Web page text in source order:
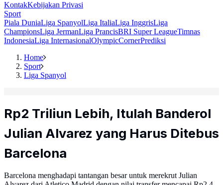
KontakKebijakan Privasi
Sport
Piala DuniaLiga SpanyolLiga ItaliaLiga InggrisLiga
ChampionsLiga JermanLiga PrancisBRI Super LeagueTimnas
IndonesiaLiga InternasionalOlympicCornerPrediksi
Home
Sport
Liga Spanyol
Rp2 Triliun Lebih, Itulah Banderol
Julian Alvarez yang Harus Ditebus
Barcelona
Barcelona menghadapi tantangan besar untuk merekrut Julian